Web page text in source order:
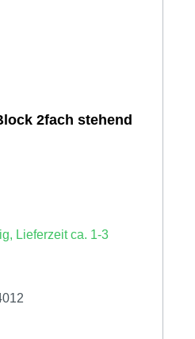
2fach stehend
Lieferzeit ca. 1-3